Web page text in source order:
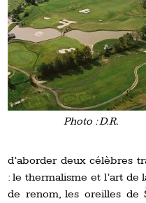
Photo : D.R.
d’aborder deux célèbres
: le thermalisme et l’art
de renom, les oreilles de